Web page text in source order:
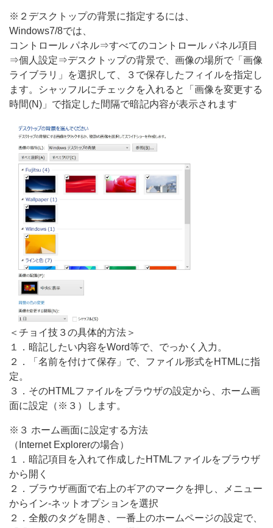
※２デスクトップの背景に指定するには、
Windows7/8では、
コントロール パネル⇒すべてのコントロール パネル項目
⇒個人設定⇒デスクトップの背景で、画像の場所で「画像
ライブラリ」を選択して、３で保存したフィイルを指定し
ます。シャッフルにチェックを入れると「画像を変更する
時間(N)」で指定した間隔で暗記内容が表示されます
＜チョイ技３の具体的方法＞
１．暗記したい内容をWord等で、でっかく入力。
２．「名前を付けて保存」で、ファイル形式をHTMLに指
定。
３．そのHTMLファイルをブラウザの設定から、ホーム画
面に設定（※３）します。
※３ ホーム画面に設定する方法
（Internet Explorerの場合）
１．暗記項目を入れて作成したHTMLファイルをブラウザ
から開く
２．ブラウザ画面で右上のギアのマークを押し、メニュー
からイン-ネットオプションを選択
２．全般のタグを開き、一番上のホームページの設定で、